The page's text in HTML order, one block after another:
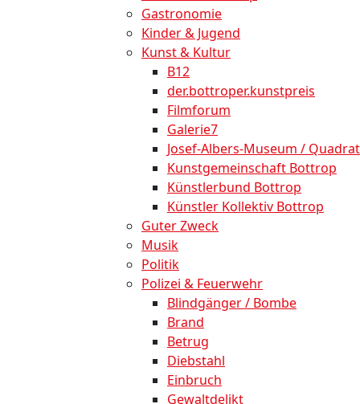
Gastronomie
Kinder & Jugend
Kunst & Kultur
B12
der.bottroper.kunstpreis
Filmforum
Galerie7
Josef-Albers-Museum / Quadrat
Kunstgemeinschaft Bottrop
Künstlerbund Bottrop
Künstler Kollektiv Bottrop
Guter Zweck
Musik
Politik
Polizei & Feuerwehr
Blindgänger / Bombe
Brand
Betrug
Diebstahl
Einbruch
Gewaltdelikt